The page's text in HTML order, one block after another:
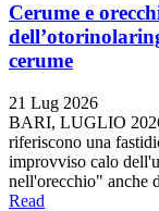
Cerume e
cerume
21 Lug 2026
BARI, LUGLIO
riferiscono una
improvviso calo
nell'orecchio" anche
Read